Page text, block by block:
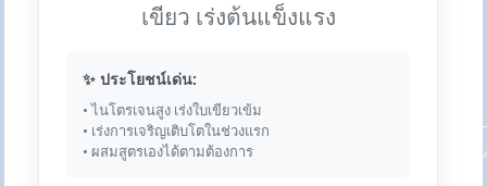
เขียว เร่งต้นแข็งแรง
✨ ประโยชน์เด่น:
• ไนโตรเจนสูง เร่งใบเขียวเข้ม
• เร่งการเจริญเติบโตในช่วงแรก
• ผสมสูตรเองได้ตามต้องการ